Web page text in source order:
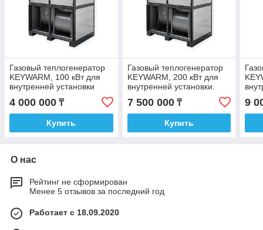
Газовый теплогенератор
KEYWARM, 100 кВт для
внутренней установки
4 000 000 ₸
Купить
Газовый теплогенератор
KEYWARM, 200 кВт для
внутренней установки.
7 500 000₸
Купить
9
О нас
Рейтинг не сформирован
Менее 5 отзывов за последний год
Работает с 18.09.2020